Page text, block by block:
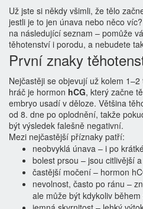
Už jste si někdy všimli, že tělo
jestli je to jen únava nebo něco
na následující seznam – pomůže
těhotenství i porodu, a nebudete
První znaky
Nejčastěji se objevují už kolem
hráč je hormon hCG, který začne
embryo usadí v děloze. Většina
od 8. dne po oplodnění, takže
být výsledek falešně negativní.
Mezi nejčastější příznaky patří:
neobvyklá únava – i po
bolest prsou – jsou citlivější
častější močení – hormon
nevolnost, často po ránu –
ale může být kdykoliv během